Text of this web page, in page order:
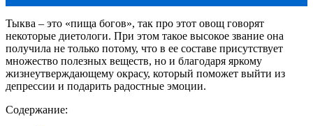
Тыква – это «пища богов», так про этот овощ говорят
некоторые диетологи. При этом такое высокое звание она
получила не только потому, что в ее составе присутствует
множество полезных веществ, но и благодаря яркому
жизнеутверждающему окрасу, который поможет выйти из
депрессии и подарить радостные эмоции.
Содержание: